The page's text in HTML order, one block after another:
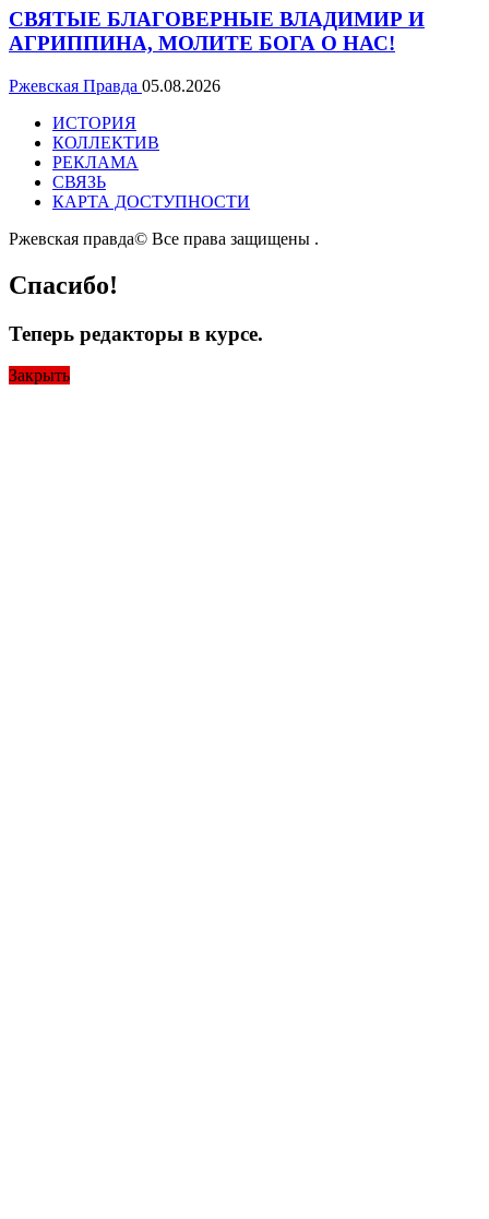
СВЯТЫЕ БЛАГОВЕРНЫЕ ВЛАДИМИР И
АГРИППИНА, МОЛИТЕ БОГА О НАС!
Ржевская Правда 05.08.2026
ИСТОРИЯ
КОЛЛЕКТИВ
РЕКЛАМА
СВЯЗЬ
КАРТА ДОСТУПНОСТИ
Ржевская правда© Все права защищены .
Спасибо!
Теперь редакторы в курсе.
Закрыть